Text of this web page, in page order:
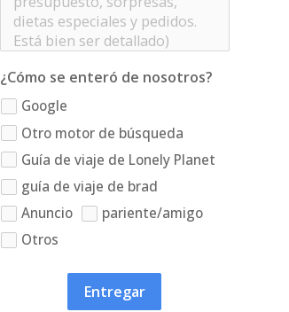
¿Cómo se enteró de nosotros?
Google
Otro motor de búsqueda
Guía de viaje de Lonely Planet
guía de viaje de brad
Anuncio
pariente/amigo
Otros
Entregar